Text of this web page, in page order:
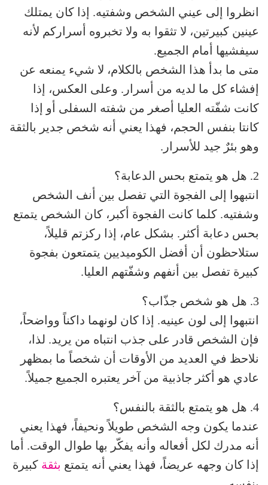
انظروا إلى عيني الشخص وشفتيه. إذا كان يمتلك
عينين كبيرتين، لا تثقوا به ولا تخبروه أسراركم لأنه
سيفشيها أمام الجميع.
متى ما بدأ هذا الشخص بالكلام، لا شيء يمنعه عن
إفشاء كل ما لديه من أسرار. وعلى العكس، إذا
كانت شفّته العليا أصغر من شفته السفلى أو إذا
كانتا بنفس الحجم، فهذا يعني أنه شخص جدير بالثقة
وهو بئرٌ جيد للأسرار.
2. هل هو يتمتع بحس الدعابة؟
انتبهوا إلى الفجوة التي تفصل بين أنف الشخص
وشفتيه. كلما كانت الفجوة أكبر، كان الشخص يتمتع
بحس دعابة أكثر. بشكل عام، إذا ركزتم قليلاً،
ستلاحظون أن أفضل الكوميديين يتمتعون بفجوة
كبيرة تفصل بين أنفهم وشفّتهم العليا.
3. هل هو شخص جذّاب؟
انتبهوا إلى لون عينيه. إذا كان لونهما داكناً وواضحاً،
فإن الشخص قادر على جذب انتباه من يريد. لذا،
نلاحظ في العديد من الأوقات أن شخصاً ما بمظهر
عادي هو أكثر جاذبية من آخر يعتبره الجميع جميلاً.
4. هل هو يتمتع بالثقة بالنفس؟
عندما يكون وجه الشخص طويلاً ونحيفاً، فهذا يعني
أنه مدرك لكل أفعاله وأنه يفكّر بها طوال الوقت. أما
إذا كان وجهه عريضاً، فهذا يعني أنه يتمتع بثقة كبيرة